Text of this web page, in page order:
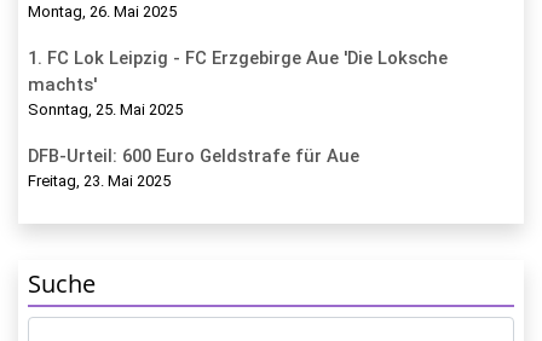
Montag, 26. Mai 2025
1. FC Lok Leipzig - FC Erzgebirge Aue 'Die Loksche
machts'
Sonntag, 25. Mai 2025
DFB-Urteil: 600 Euro Geldstrafe für Aue
Freitag, 23. Mai 2025
Suche